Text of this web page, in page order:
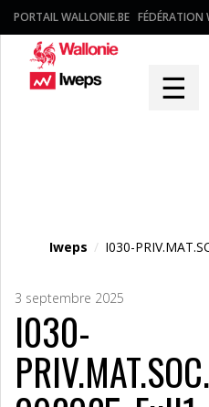
PORTAIL WALLONIE.BE FÉDÉRATION
☰
Iweps / I030-
3 septembre 2025
I030-